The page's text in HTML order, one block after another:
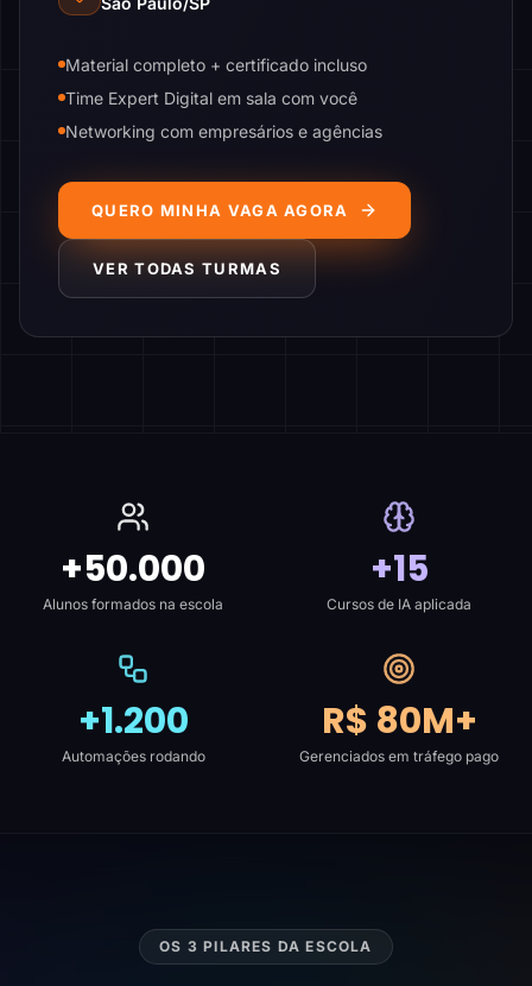
Material completo + certificado incluso
Time Expert Digital em sala com você
Networking com empresários e agências
QUERO MINHA VAGA AGORA
VER TODAS TURMAS
+50.000
Alunos formados na escola
+15
Cursos de IA aplicada
+1.200
Automações rodando
R$ 80M+
Gerenciados em tráfego pago
OS 3 PILARES DA ESCOLA